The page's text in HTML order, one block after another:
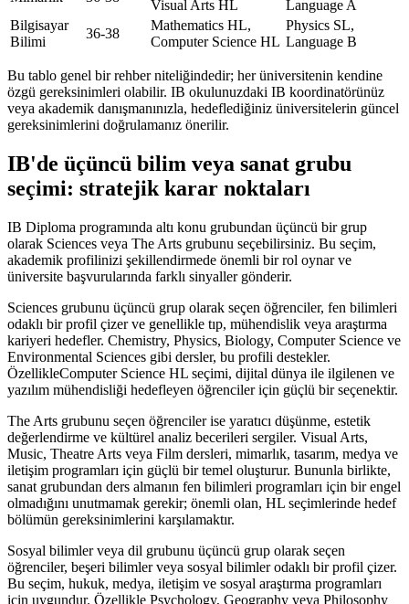
Visual Arts HL
Language A
Bilgisayar
Bilimi
36-38
Mathematics HL,
Computer Science HL
Physics SL,
Language B
Bu tablo genel bir rehber niteliğindedir; her üniversitenin kendine
özgü gereksinimleri olabilir. IB okulunuzdaki IB koordinatörünüz
veya akademik danışmanınızla, hedeflediğiniz üniversitelerin güncel
gereksinimlerini doğrulamanız önerilir.
IB'de üçüncü bilim veya sanat grubu
seçimi: stratejik karar noktaları
IB Diploma programında altı konu grubundan üçüncü bir grup
olarak Sciences veya The Arts grubunu seçebilirsiniz. Bu seçim,
akademik profilinizi şekillendirmede önemli bir rol oynar ve
üniversite başvurularında farklı sinyaller gönderir.
Sciences grubunu üçüncü grup olarak seçen öğrenciler, fen bilimleri
odaklı bir profil çizer ve genellikle tıp, mühendislik veya araştırma
kariyeri hedefler. Chemistry, Physics, Biology, Computer Science ve
Environmental Sciences gibi dersler, bu profili destekler.
ÖzellikleComputer Science HL seçimi, dijital dünya ile ilgilenen ve
yazılım mühendisliği hedefleyen öğrenciler için güçlü bir seçenektir.
The Arts grubunu seçen öğrenciler ise yaratıcı düşünme, estetik
değerlendirme ve kültürel analiz becerileri sergiler. Visual Arts,
Music, Theatre Arts veya Film dersleri, mimarlık, tasarım, medya ve
iletişim programları için güçlü bir temel oluşturur. Bununla birlikte,
sanat grubundan ders almanın fen bilimleri programları için bir engel
olmadığını unutmamak gerekir; önemli olan, HL seçimlerinde hedef
bölümün gereksinimlerini karşılamaktır.
Sosyal bilimler veya dil grubunu üçüncü grup olarak seçen
öğrenciler, beşeri bilimler veya sosyal bilimler odaklı bir profil çizer.
Bu seçim, hukuk, medya, iletişim ve sosyal araştırma programları
için uygundur. Özellikle Psychology, Geography veya Philosophy